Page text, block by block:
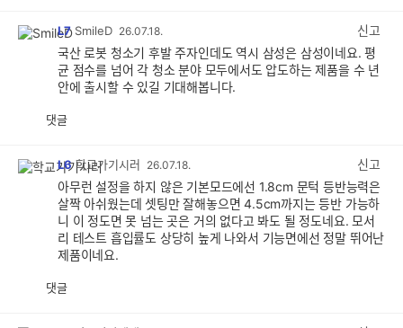
L7 SmileD 26.07.18.
신고
국산 로봇 청소기 후발 주자인데도 역시 삼성은 삼성이네요. 평
균 점수를 넘어 각 청소 분야 모두에서도 압도하는 제품을 수 년
안에 출시할 수 있길 기대해봅니다.
댓글
L6 학교가기시러 26.07.18.
신고
아무런 설정을 하지 않은 기본모드에선 1.8cm 문턱 등반능력은
살짝 아쉬웠는데 셋팅만 잘해놓으면 4.5cm까지는 등반 가능하
니 이 정도면 못 넘는 곳은 거의 없다고 봐도 될 정도네요. 모서
리 테스트 흡입률도 상당히 높게 나와서 기능면에선 정말 뛰어난
제품이네요.
댓글